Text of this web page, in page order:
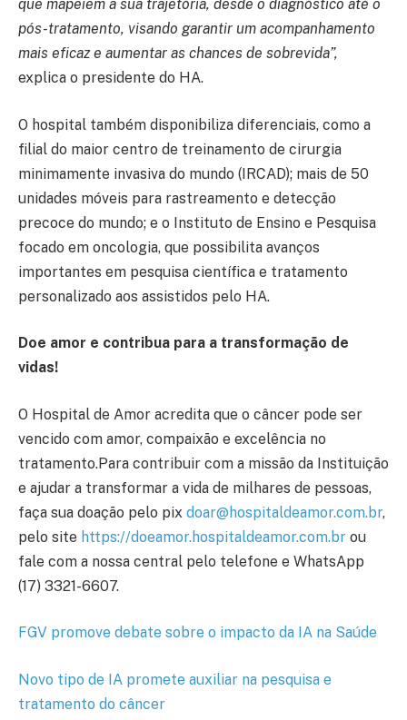
que mapeiem a sua trajetória, desde o diagnóstico até o
pós-tratamento, visando garantir um acompanhamento
mais eficaz e aumentar as chances de sobrevida”,
explica o presidente do HA.
O hospital também disponibiliza diferenciais, como a
filial do maior centro de treinamento de cirurgia
minimamente invasiva do mundo (IRCAD); mais de 50
unidades móveis para rastreamento e detecção
precoce do mundo; e o Instituto de Ensino e Pesquisa
focado em oncologia, que possibilita avanços
importantes em pesquisa científica e tratamento
personalizado aos assistidos pelo HA.
Doe amor e contribua para a transformação de
vidas!
O Hospital de Amor acredita que o câncer pode ser
vencido com amor, compaixão e excelência no
tratamento.Para contribuir com a missão da Instituição
e ajudar a transformar a vida de milhares de pessoas,
faça sua doação pelo pix doar@hospitaldeamor.com.br,
pelo site https://doeamor.hospitaldeamor.com.br ou
fale com a nossa central pelo telefone e WhatsApp
(17) 3321-6607.
FGV promove debate sobre o impacto da IA na Saúde
Novo tipo de IA promete auxiliar na pesquisa e
tratamento do câncer